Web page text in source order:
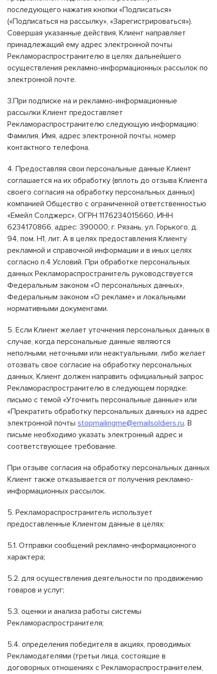
последующего нажатия кнопки «Подписаться»
(«Подписаться на рассылку», «Зарегистрироваться»).
Совершая указанные действия, Клиент направляет
принадлежащий ему адрес электронной почты
Рекламораспространителю в целях дальнейшего
осуществления рекламно-информационных рассылок по
электронной почте.
3.При подписке на и рекламно-информационные
рассылки Клиент предоставляет
Рекламораспространителю следующую информацию:
Фамилия, Имя, адрес электронной почты, номер
контактного телефона.
4. Предоставляя свои персональные данные Клиент
соглашается на их обработку (вплоть до отзыва Клиента
своего согласия на обработку персональных данных)
компанией Общество с ограниченной ответственностью
«Емейл Солджерс», ОГРН 1176234015660, ИНН
6234170866, адрес: 390000, г. Рязань, ул. Горького, д.
94, пом. Н1, лит. А в целях предоставления Клиенту
рекламной и справочной информации и в иных целях
согласно п.4 Условий. При обработке персональных
данных Рекламораспространитель руководствуется
Федеральным законом «О персональных данных»,
Федеральным законом «О рекламе» и локальными
нормативными документами.
5. Если Клиент желает уточнения персональных данных в
случае, когда персональные данные являются
неполными, неточными или неактуальными, либо желает
отозвать свое согласие на обработку персональных
данных, Клиент должен направить официальный запрос
Рекламораспространителю в следующем порядке:
письмо с темой «Уточнить персональные данные» или
«Прекратить обработку персональных данных» на адрес
электронной почты stopmailingme@emailsoldiers.ru. В
письме необходимо указать электронный адрес и
соответствующее требование.
При отзыве согласия на обработку персональных данных
Клиент также отказывается от получения рекламно-
информационных рассылок.
5. Рекламораспространитель использует
предоставленные Клиентом данные в целях:
5.1. Отправки сообщений рекламно-информационного
характера;
5.2. для осуществления деятельности по продвижению
товаров и услуг;
5.3. оценки и анализа работы системы
Рекламораспространителя;
5.4. определения победителя в акциях, проводимых
Рекламодателями (третьи лица, состоящие в
договорных отношениях с Рекламораспространителем,